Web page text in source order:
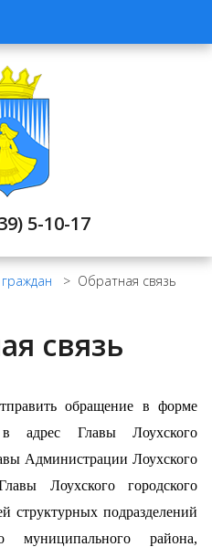
5-10-17
> Обратная связь
связь
обращение в форме
в адрес Главы Лоухского
Администрации Лоухского
Лоухского городского
структурных подразделений
муниципального района,